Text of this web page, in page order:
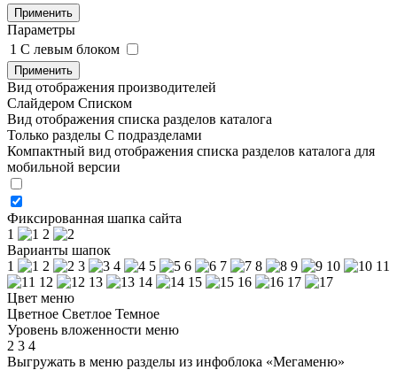
Применить
Параметры
1 C левым блоком
Применить
Вид отображения производителей
Слайдером Списком
Вид отображения списка разделов каталога
Только разделы С подразделами
Компактный вид отображения списка разделов каталога для
мобильной версии
Фиксированная шапка сайта
1
2
Варианты шапок
1
2 3 4 5 6 7 8 9 10
11
12
13 14 15 16
17
Цвет меню
Цветное Светлое Темное
Уровень вложенности меню
2 3 4
Выгружать в меню разделы из инфоблока «Мегаменю»